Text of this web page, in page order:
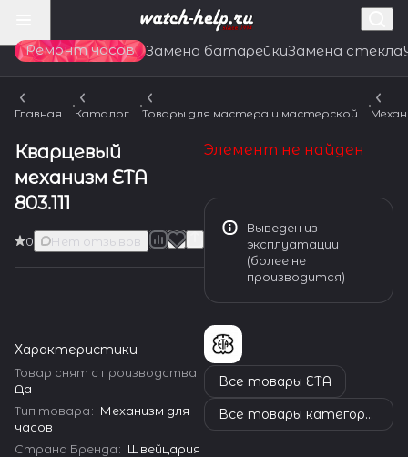
Ремонт часов Замена батарейкиЗамена стекла
Главная Каталог Товары для мастера и мастерской
Кварцевый
механизм ETA
803.111
0 Нет отзывов
Характеристики
Товар снят с производства:
Да
Тип товара: Механизм для
часов
Страна Бренда: Швейцария
Элемент не найден
Выведен из
эксплуатации
(более не
производится)
Все товары ETA
Все товары категории